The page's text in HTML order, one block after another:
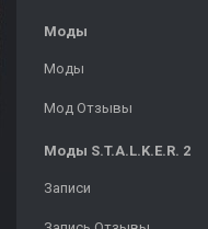
Моды
Моды
Мод Отзывы
Моды S.T.A.L.K.E.R. 2
Записи